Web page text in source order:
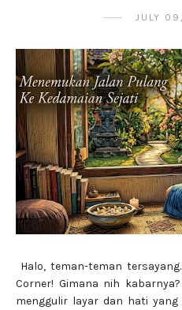
JULY
Halo, teman-teman
Corner! Gimana nih
menggulir layar dan hati